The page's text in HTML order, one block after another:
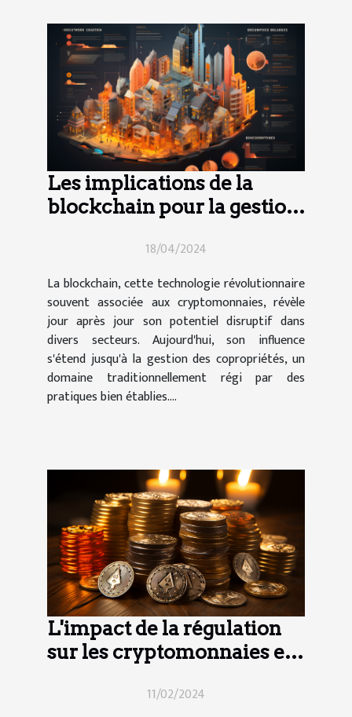
Les implications de la
blockchain pour la gestion
18/04/2024
La blockchain, cette technologie révolutionnaire
souvent associée aux cryptomonnaies, révèle
jour après jour son potentiel disruptif dans
divers secteurs. Aujourd'hui, son influence
s'étend jusqu'à la gestion des copropriétés, un
domaine traditionnellement régi par des
pratiques bien établies....
L'impact de la régulation
sur les cryptomonnaies et
11/02/2024